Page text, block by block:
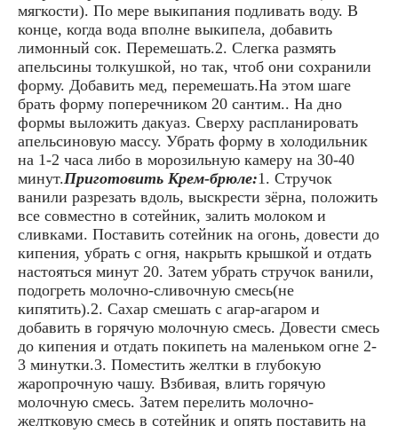
мягкости). По мере выкипания подливать воду. В
конце, когда вода вполне выкипела, добавить
лимонный сок. Перемешать.2. Слегка размять
апельсины толкушкой, но так, чтоб они сохранили
форму. Добавить мед, перемешать.На этом шаге
брать форму поперечником 20 сантим.. На дно
формы выложить дакуаз. Сверху распланировать
апельсиновую массу. Убрать форму в холодильник
на 1-2 часа либо в морозильную камеру на 30-40
минут.Приготовить Крем-брюле:1. Стручок
ванили разрезать вдоль, выскрести зёрна, положить
все совместно в сотейник, залить молоком и
сливками. Поставить сотейник на огонь, довести до
кипения, убрать с огня, накрыть крышкой и отдать
настояться минут 20. Затем убрать стручок ванили,
подогреть молочно-сливочную смесь(не
кипятить).2. Сахар смешать с агар-агаром и
добавить в горячую молочную смесь. Довести смесь
до кипения и отдать покипеть на маленьком огне 2-
3 минутки.3. Поместить желтки в глубокую
жаропрочную чашу. Взбивая, влить горячую
молочную смесь. Затем перелить молочно-
желтковую смесь в сотейник и опять поставить на